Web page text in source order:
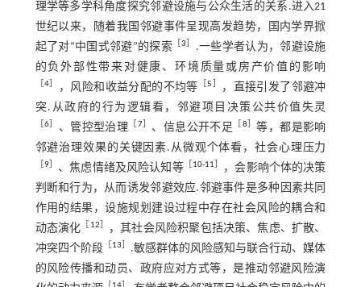
理学等多学科角度探究邻避设施与公众生活的关系.进入21
世纪以来，随着我国邻避事件呈现高发趋势，国内学界掀
起了对“中国式邻避”的探索 ［3
.一些学者认为，邻避设施
的负外部性带来对健康、环境质量或房产价值的影响
［4 ，风险和收益分配的不均等 ［5
，直接引发了邻避冲
突.从政府的行为逻辑看，邻避项目决策公共价值失灵
6 、管控型治理 7］ 、信息公开不足 8 ］等，都是影响
邻避治理效果的关键因素.从微观个体看，社会心理压力
9］ 、焦虑情绪及风险认知等［ 10-11
，会影响个体的决策
判断和行为，从而诱发邻避效应.邻避事件是多种因素共同
作用的结果，设施规划建设过程中存在社会风险的耦合和
动态演化
12
，其社会风险积聚包括决策、焦虑、扩散、
冲突四个阶段［ 13
.敏感群体的风险感知与联合行动、媒体
的风险传播和动员、政府应对方式等，是推动邻避风险演